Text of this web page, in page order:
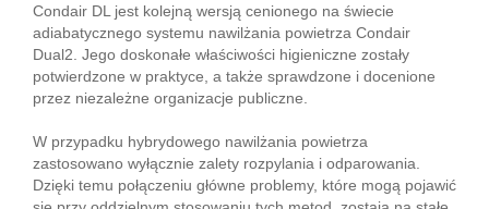
Condair DL jest kolejną wersją cenionego na świecie
adiabatycznego systemu nawilżania powietrza Condair
Dual2. Jego doskonałe właściwości higieniczne zostały
potwierdzone w praktyce, a także sprawdzone i docenione
przez niezależne organizacje publiczne.
W przypadku hybrydowego nawilżania powietrza
zastosowano wyłącznie zalety rozpylania i odparowania.
Dzięki temu połączeniu główne problemy, które mogą pojawić